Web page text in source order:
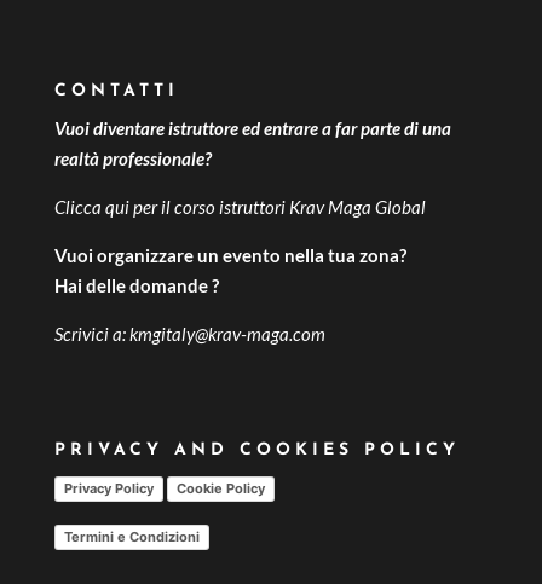
CONTATTI
Vuoi diventare istruttore ed entrare a far parte di una
realtà professionale?
Clicca qui per ilcorso istruttori Krav Maga Global
Vuoi organizzare un evento nella tua zona?
Hai delle domande ?
Scrivici a:kmgitaly@krav-maga.com
PRIVACY AND COOKIES POLICY
Privacy Policy Cookie Policy
Termini e Condizioni